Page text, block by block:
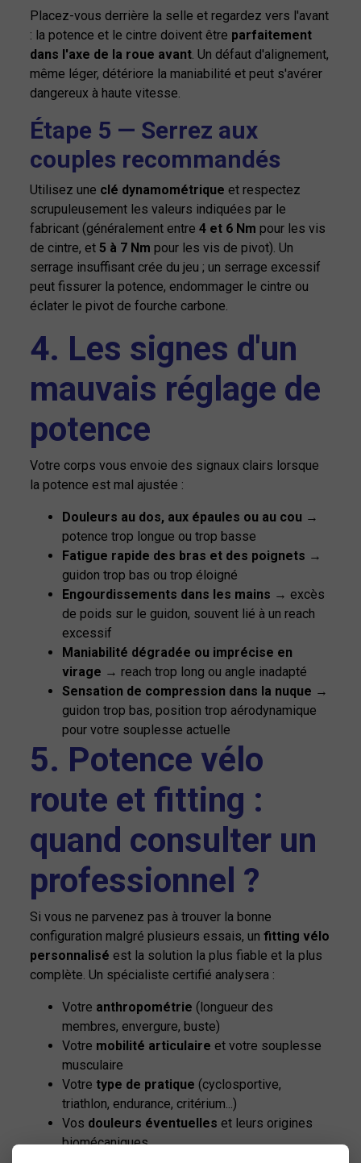
Placez-vous derrière la selle et regardez vers l'avant
: la potence et le cintre doivent être parfaitement
dans l'axe de la roue avant. Un défaut d'alignement,
même léger, détériore la maniabilité et peut s'avérer
dangereux à haute vitesse.
Étape 5 — Serrez aux
couples recommandés
Utilisez une clé dynamométrique et respectez
scrupuleusement les valeurs indiquées par le
fabricant (généralement entre4 et 6 Nm pour les vis
de cintre, et5 à 7 Nm pour les vis de pivot). Un
serrage insuffisant crée du jeu ; un serrage excessif
peut fissurer la potence, endommager le cintre ou
éclater le pivot de fourche carbone.
4. Les signes d'un
mauvais réglage de
potence
Votre corps vous envoie des signaux clairs lorsque
la potence est mal ajustée :
Douleurs au dos, aux épaules ou au cou →
potence trop longue ou trop basse
Fatigue rapide des bras et des poignets →
guidon trop bas ou trop éloigné
Engourdissements dans les mains → excès
de poids sur le guidon, souvent lié à un reach
excessif
Maniabilité dégradée ou imprécise en
virage → reach trop long ou angle inadapté
Sensation de compression dans la nuque →
guidon trop bas, position trop aérodynamique
pour votre souplesse actuelle
5. Potence vélo
route et fitting :
quand consulter un
professionnel ?
Si vous ne parvenez pas à trouver la bonne
configuration malgré plusieurs essais, unfitting vélo
personnalisé est la solution la plus fiable et la plus
complète. Un spécialiste certifié analysera :
Votre anthropométrie (longueur des
membres, envergure, buste)
Votre mobilité articulaire et votre souplesse
musculaire
Votre type de pratique (cyclosportive,
triathlon, endurance, critérium...)
Vos douleurs éventuelles et leurs origines
biomécaniques